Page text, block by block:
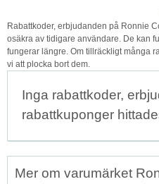
Rabattkoder, erbjudanden på Ronnie
osäkra av tidigare användare. De kan
fungerar längre. Om tillräckligt många
vi att plocka bort dem.
Inga rabattkoder,
rabattkuponger
Mer om varumärket